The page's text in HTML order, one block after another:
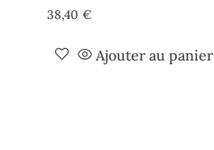
38,40 €
Ajouter au panier